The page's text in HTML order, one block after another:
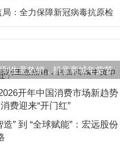
局：全力保障新冠病毒抗原检
生意热销，抖音商城年货节
」
开年中国消费市场新趋势
费迎来“开门红”
造” 到 “全球赋能”：宏远股份